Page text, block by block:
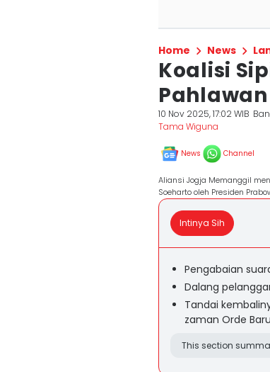
Home News
Koalisi
10 Nov 2025, 17:02 WIB
Tama Wiguna
News Channel
Aliansi Jogja Memanggil
Soeharto oleh Presiden
Intinya Sih
Pengabaian
Dalang
Tandai
zaman Orde Baru
This section